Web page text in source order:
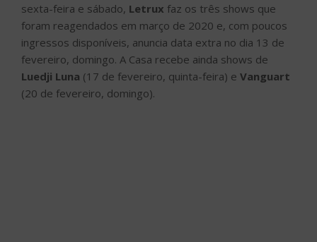
sexta-feira e sábado, Letrux faz os três shows que
foram reagendados em março de 2020 e, com poucos
ingressos disponíveis, anuncia data extra no dia 13 de
fevereiro, domingo. A Casa recebe ainda shows de
Luedji Luna (17 de fevereiro, quinta-feira) e Vanguart
(20 de fevereiro, domingo).